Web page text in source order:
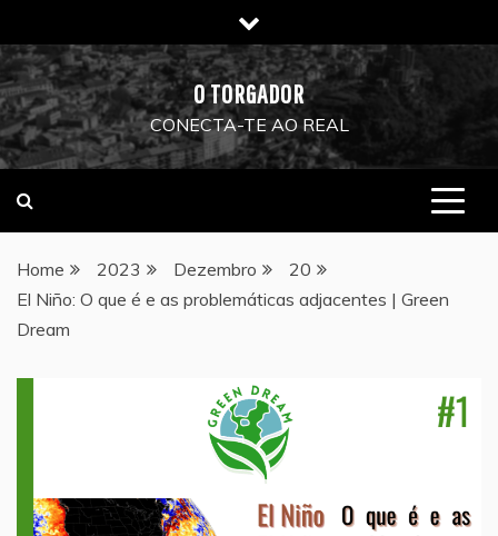
to
content
O TORGADOR
CONECTA-TE AO REAL
Home 2023 Dezembro
20
El Niño: O que é e as problemáticas adjacentes | Green
Dream